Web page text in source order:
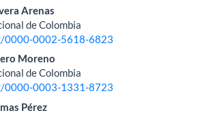
Arenas
de Colombia
0000-0002-5618-6823
Moreno
de Colombia
0000-0003-1331-8723
Pérez